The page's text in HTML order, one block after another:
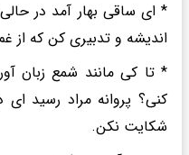
* ای ساقی بهار آمد در
اندیشه و تدبیری کن که
* تا کی مانند شمع زبان
کنی؟ پروانه مراد رسید
شکایت نکن.